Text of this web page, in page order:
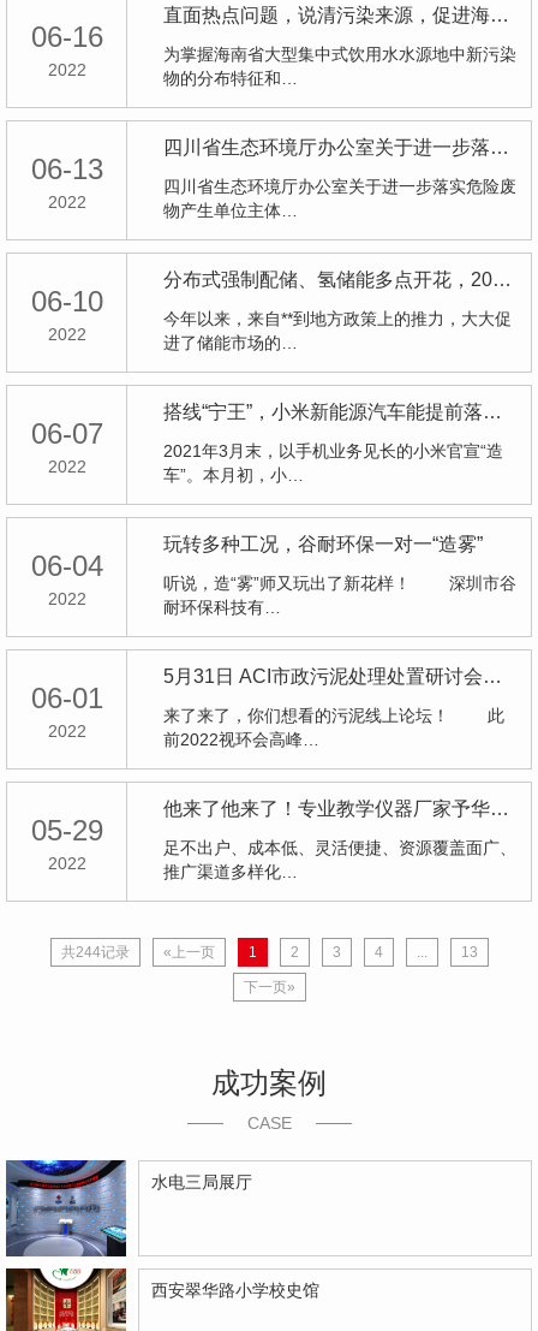
06-16
2022
直面热点问题，说清污染来源，促进海南省新污染物监测上新阶
为掌握海南省大型集中式饮用水水源地中新污染
物的分布特征和…
06-13
2022
四川省生态环境厅办公室关于进一步落实危险废物产生单位主体责任有关事项的通知
四川省生态环境厅办公室关于进一步落实危险废
物产生单位主体…
06-10
2022
分布式强制配储、氢储能多点开花，2022成万亿储能市场发展大年
今年以来，来自**到地方政策上的推力，大大促
进了储能市场的…
06-07
2022
搭线“宁王”，小米新能源汽车能提前落地吗？
2021年3月末，以手机业务见长的小米官宣“造
车”。本月初，小…
06-04
2022
玩转多种工况，谷耐环保一对一“造雾”
听说，造“雾”师又玩出了新花样！ 深圳市谷
耐环保科技有…
06-01
2022
5月31日 ACI市政污泥处理处置研讨会续集更精彩！
来了来了，你们想看的污泥线上论坛！ 此
前2022视环会高峰…
05-29
2022
他来了他来了！专业教学仪器厂家予华仪器将出席zyzhan 6月药机盛会
足不出户、成本低、灵活便捷、资源覆盖面广、
推广渠道多样化…
共244记录 «上一页 1 2 3 4 ... 13
下一页»
成功案例
CASE
水电三局展厅
西安翠华路小学校史馆